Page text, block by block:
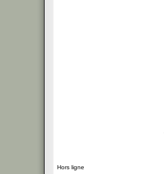
Hors ligne